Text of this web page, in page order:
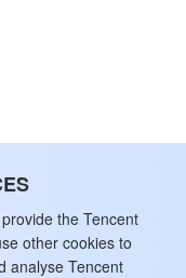
the Tencent
other cookies to
analyse Tencent